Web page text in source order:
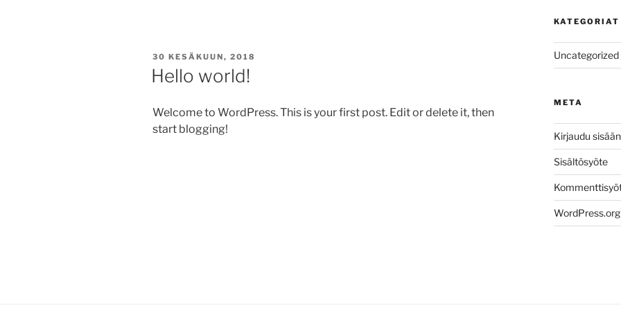
JULKAISTU
30 KESÄKUUN, 2018
Hello world!
Welcome to WordPress. This is your first post. Edit or delete it, then
start blogging!
KATEGORIAT
Uncategorized
META
Kirjaudu sisään
Sisältösyöte
WordPress.org